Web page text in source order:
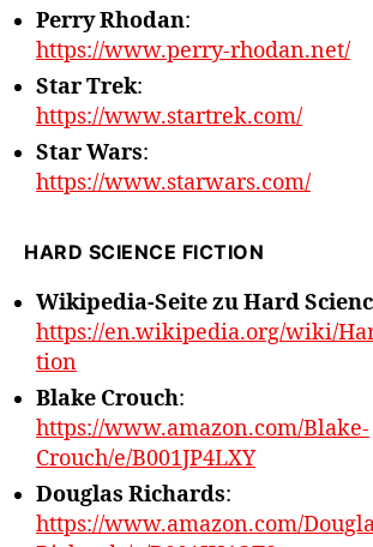
Perry Rhodan:
https://www.perry-rhodan.net/
Star Trek:
https://www.startrek.com/
Star Wars:
https://www.starwars.com/
HARD SCIENCE FICTION
Wikipedia-Seite zu Hard
https://en.wikipedia.org/wiki/
tion
Blake Crouch:
https://www.amazon.com/Blake-
Crouch/e/B001JP4LXY
Douglas Richards:
https://www.amazon.com/